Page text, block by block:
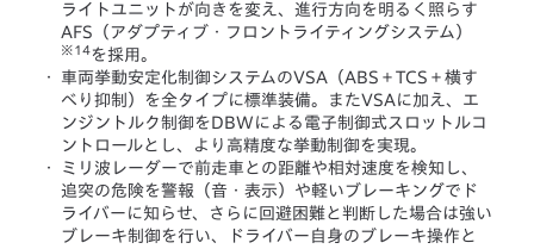
ライトユニットが向きを変え、進行方向を明るく照らす
AFS（アダプティブ・フロントライティングシステム）
※14 を採用。
・
車両挙動安定化制御システムのVSA（ABS＋TCS＋横す
べり抑制）を全タイプに標準装備。またVSAに加え、エ
ンジントルク制御をDBWによる電子制御式スロットルコ
ントロールとし、より高精度な挙動制御を実現。
・
ミリ波レーダーで前走車との距離や相対速度を検知し、
追突の危険を警報（音・表示）や軽いブレーキングでド
ライバーに知らせ、さらに回避困難と判断した場合は強い
ブレーキ制御を行い、ドライバー自身のブレーキ操作と